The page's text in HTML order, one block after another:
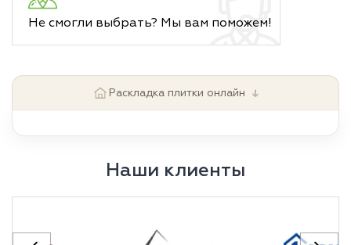
Не смогли выбрать? Мы вам поможем!
Раскладка плитки онлайн ↓
Наши клиенты